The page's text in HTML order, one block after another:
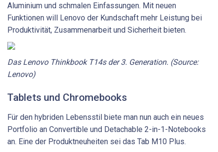
Aluminium und schmalen Einfassungen. Mit neuen
Funktionen will Lenovo der Kundschaft mehr Leistung bei
Produktivität, Zusammenarbeit und Sicherheit bieten.
Das Lenovo Thinkbook T14s der 3. Generation. (Source:
Lenovo)
Tablets und Chromebooks
Für den hybriden Lebensstil biete man nun auch ein neues
Portfolio an Convertible und Detachable 2-in-1-Notebooks
an. Eine der Produktneuheiten sei das Tab M10 Plus.